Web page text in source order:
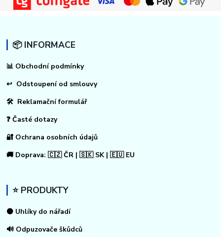
📦 INFORMACE
📊 Obchodní podmínky
↩ Odstoupení od smlouvy
🛠 Reklamační formulář
❓ Časté dotazy
🔐 Ochrana osobních údajů
🚚 Doprava: 🇨🇿 ČR | 🇸🇰 SK | 🇪🇺 EU
⭐ PRODUKTY
⚫ Uhlíky do nářadí
🔊 Odpuzovače škůdců